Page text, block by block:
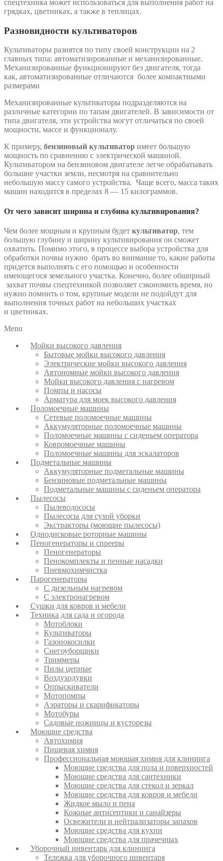
спецтехника может использоваться для выполнения работ на
грядках, цветниках, а также в теплицах.
Разновидности культиваторов
Культиваторы разнятся по типу своей конструкции на 2
главных типа: автоматизированные и механизированные.
Механизированные функционируют без двигателя, тогда
как, автоматизированные отличаются более компактными
размерами
Механизированные культиваторы подразделяются на
различные категории по тапам двигателей. В зависимости от
типа двигателя, эти устройства могут отличаться по своей
мощности, массе и функционалу.
К примеру, бензиновый культиватор имеет большую
мощность по сравнению с электрической машиной.
Культиватором на бензиновом двигателе легче обрабатывать
большие участки земли, несмотря на сравнительно
небольшую массу самого устройства. Чаще всего, масса таких
машин находится в пределах 8 — 15 килограммов.
От чего зависит ширина и глубина культивирования?
Чем более мощным и крупным будет культиватор, тем
большую глубину и ширину культивирования он сможет
охватить. Помимо этого, в процессе выбора устройства для
обработки почвы нужно брать во внимание то, какие работы
придется выполнять с его помощью и особенности
имеющегося земельного участка. Конечно, более обширный
захват почвы спецтехникой позволяет сэкономить время, но
нужно помнить о том, крупные модели не подойдут для
выполнения точных работ на небольших участках
и цветниках.
Menu
Мойки высокого давления
Бытовые мойки высокого давления
Электрические мойки высокого давления
Автономные мойки высокого давления
Мойки высокого давления с нагревом
Помпы и насосы
Арматура для моек высокого давления
Поломоечные машины
Сетевые поломоечные машины
Аккумуляторные поломоечные машины
Поломоечные машины с сиденьем оператора
Ковромоечные машины
Поломоечные машины для эскалаторов
Подметальные машины
Аккумуляторные подметальные машины
Бензиновые подметальные машины
Подметальные машины с сиденьем оператора
Пылесосы
Пылеводососы
Пылесосы для сухой уборки
Экстракторы (моющие пылесосы)
Однодисковые роторные машины
Пеногенераторы и спрееры
Пеногенераторы
Пенокомплекты и пенные насадки
Пневмохимчистка
Парогенераторы
С дизельным нагревом
С электронагревом
Сушки для ковров и мебели
Техника для сада и огорода
Мотоблоки
Культиваторы
Газонокосилки
Снегоуборщики
Триммеры
Пилы цепные
Воздуходувки
Опрыскиватели
Мотопомпы
Аэраторы и скарификаторы
Мотобуры
Садовые ножницы и кусторезы
Моющие средства
Автохимия
Пищевая химия
Профессиональная моющая химия для клининга
Моющие средства для пола и поверхностей
Моющие средства для сантехники
Моющие средства для стекол и зеркал
Моющие средства для ковров и мебели
Жидкое мыло и пена
Кожные антисептики и санайзеры
Освежители и нейтрализаторы запахов
Моющие средства для кухни
Моющие средства для прачечных
Уборочный инвентарь для клининга
Тележка для уборочного инвентаря